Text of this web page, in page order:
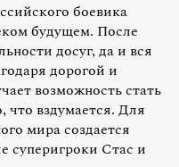
боевика
будущем. После
досуг, да и вся
дорогой и
возможность стать
что вздумается. Для
мира создается
суперигроки Стас и